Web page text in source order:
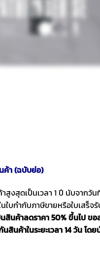
ค้า (ฉบับย่อ)
สูงสุดเป็นเวลา 1 ปี นับจากวั
ใบกำกับภาษีขายหรือใบเสร็จรั
สินค้าลดราคา 50% ขึ้นไป ขอ
สินค้าในระยะเวลา 14 วัน โด